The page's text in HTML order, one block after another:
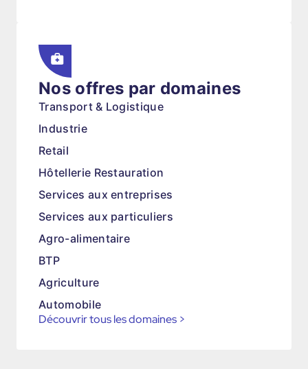
Nos offres par domaines
Transport & Logistique
Industrie
Retail
Hôtellerie Restauration
Services aux entreprises
Services aux particuliers
Agro-alimentaire
BTP
Agriculture
Automobile
Découvrir tous les domaines >